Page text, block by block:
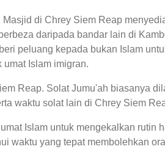
di Chrey Siem Reap
daripada bandar lain di
peluang kepada bukan Islam
Islam imigran.
Reap. Solat Jumu'ah biasanya
waktu solat lain di Chrey Siem
Islam untuk mengekalkan rutin
waktu yang tepat membolehkan